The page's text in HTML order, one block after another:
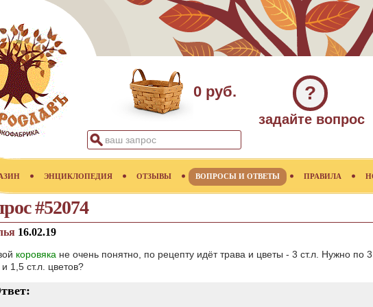
0 руб. ?
задайте вопрос
ЭНЦИКЛОПЕДИЯ ОТЗЫВЫ ВОПРОСЫ И ОТВЕТЫ ПРАВИЛА
#52074
16.02.19
коровяка не очень понятно, по рецепту идёт трава и цветы - 3 ст.л. Нужно по 3
1,5 ст.л. цветов?